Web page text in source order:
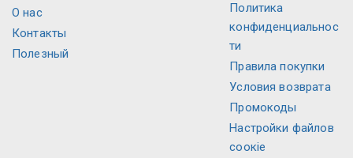
O нас
Контакты
Полезный
Политика
конфиденциальнос
ти
Правила покупки
Условия возврата
Промокоды
Настройки файлов
соокіе